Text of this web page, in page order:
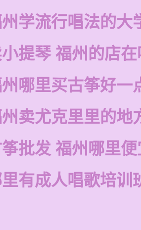
学流行唱法的大
提琴 福州的店
哪里买古筝好一
卖尤克里里的地
批发 福州哪里
有成人唱歌培训